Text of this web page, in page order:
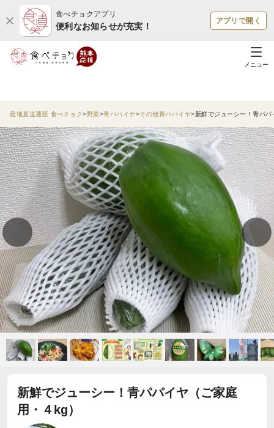
食べチョクアプリ
便利なお知らせが充実！
アプリで開く
メニュー
産地直送通販 食べチョク 野菜 青パパイヤ その他青パパイヤ 新鮮でジューシー！青パ
新鮮でジューシー！青パパイヤ（ご家庭
用・４kg）